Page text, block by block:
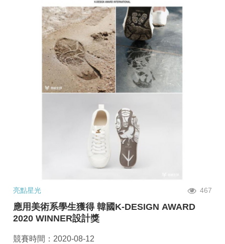
亮點星光 467
應用美術系學生獲得 韓國K-DESIGN AWARD
2020 WINNER設計獎
競賽時間：2020-08-12